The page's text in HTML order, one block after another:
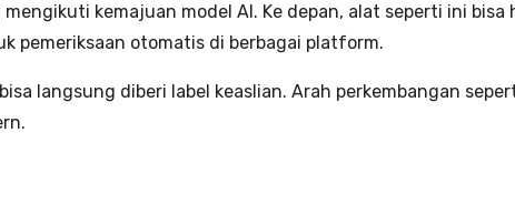
kemajuan model AI. Ke depan, alat seperti ini
pemeriksaan otomatis di berbagai platform.
langsung diberi label keaslian. Arah perkembangan